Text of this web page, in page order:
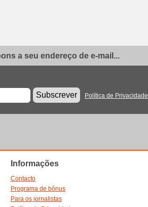
a seu endereço de e-mail...
Subscrever
Política de Privacidade
Informações
Contacto
Programa de bônus
Para os jornalistas